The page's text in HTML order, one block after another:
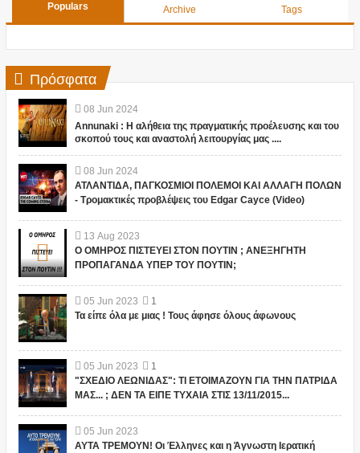
Populars Archive Tags
Πρόσφατα
08 Jun 2024
Annunaki : Η αλήθεια της πραγματικής προέλευσης και του
σκοπού τους και αναστολή λειτουργίας μας ....
08 Jun 2024
ΑΤΛΑΝΤΙΔΑ, ΠΑΓΚΟΣΜΙΟΙ ΠΟΛΕΜΟΙ ΚΑΙ ΑΛΛΑΓΗ ΠΟΛΩΝ
- Τρομακτικές προβλέψεις του Edgar Cayce (Video)
13 Aug 2023
Ο ΟΜΗΡΟΣ ΠΙΣΤΕΥΕΙ ΣΤΟΝ ΠΟΥΤΙΝ ; ΑΝΕΞΗΓΗΤΗ
ΠΡΟΠΑΓΑΝΔΑ ΥΠΕΡ ΤΟΥ ΠΟΥΤΙΝ;
05 Jun 2023
1
Τα είπε όλα με μιας ! Τους άφησε όλους άφωνους
05 Jun 2023
1
"ΣΧΕΔΙΟ ΛΕΩΝΙΔΑΣ": ΤΙ ΕΤΟΙΜΑΖΟΥΝ ΓΙΑ ΤΗΝ ΠΑΤΡΙΔΑ
ΜΑΣ... ; ΔΕΝ ΤΑ ΕΙΠΕ ΤΥΧΑΙΑ ΣΤΙΣ 13/11/2015...
05 Jun 2023
ΑΥΤΑ ΤΡΕΜΟΥΝ! Οι Έλληνες και η Άγνωστη Ιερατική